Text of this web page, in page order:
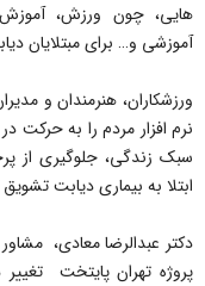
هایی، چون ورزش، آموزش،
آموزشی و… برای مبتلایان
ورزشکاران، هنرمندان و
نرم افزار مردم را به حرکت
سبک زندگی، جلوگیری از
ابتلا به بیماری دیابت
دکتر عبدالرضا معادی،
پروژه تهران پایتخت تغییر